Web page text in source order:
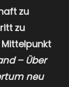
zu
zu
– Über
neu